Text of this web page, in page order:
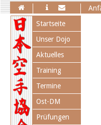
Erweiterung
Navigation
überspringen
Startseite
Unser Dojo
Aktuelles
Training
Termine
Ost-DM
Prüfungen